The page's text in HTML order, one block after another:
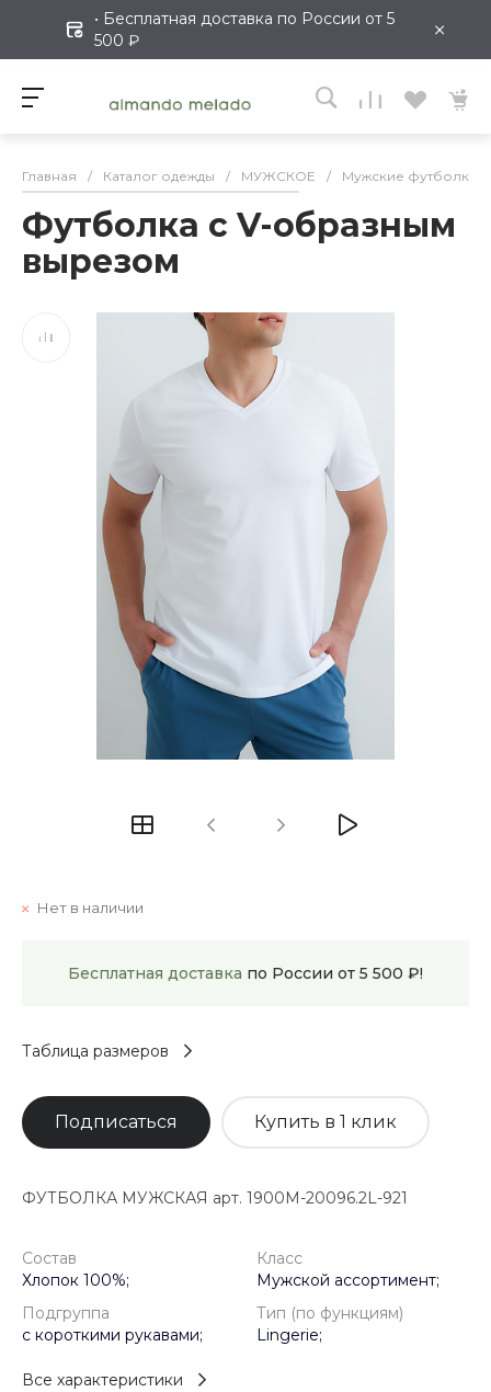
• Бесплатная доставка по России от 5
500 ₽
×
Главная / Каталог одежды / МУЖСКОЕ / Мужские футболки
Футболка с V-образным
вырезом
Нет в наличии
Бесплатная доставка по России от 5 500 ₽!
Таблица размеров
Подписаться Купить в 1 клик
ФУТБОЛКА МУЖСКАЯ арт. 1900M-20096.2L-921
Состав
Хлопок 100%;
Класс
Мужской ассортимент;
Подгруппа
с короткими рукавами;
Тип (по функциям)
Lingerie;
Все характеристики